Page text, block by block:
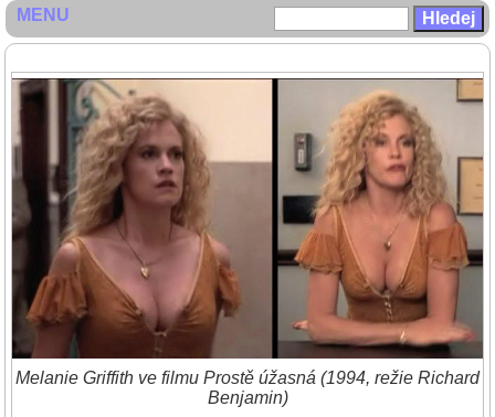
Melanie Griffith ve filmu Prostě úžasná (1994, režie Richard
Benjamin)
MENU